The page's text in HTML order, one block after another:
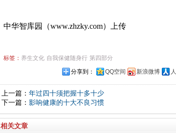
中华智库园（www.zhzky.com）上传
标签： 养生文化 自我保健随身行 第四部分
分享到：
QQ空间 新浪微博
上一篇： 年过四十须把握十多十少
下一篇： 影响健康的十大不良习惯
相关文章